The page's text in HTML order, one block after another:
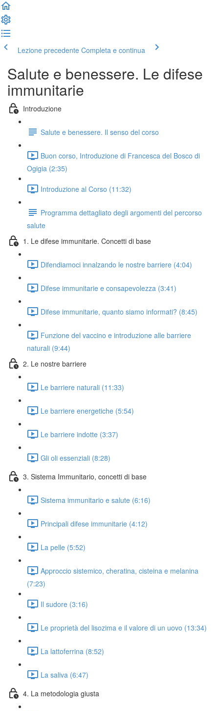
Lezione precedente Completa e continua
Salute e benessere. Le difese
immunitarie
Introduzione
Salute e benessere. Il senso del corso
Buon corso, Introduzione di Francesca del Bosco di
Ogigia (2:35)
Introduzione al Corso (11:32)
Programma dettagliato degli argomenti del percorso
salute
1. Le difese immunitarie. Concetti di base
Difendiamoci innalzando le nostre barriere (4:04)
Difese immunitarie e consapevolezza (3:41)
Difese immunitarie, quanto siamo informati? (8:45)
Funzione del vaccino e introduzione alle barriere
naturali (9:44)
2. Le nostre barriere
Le barriere naturali (11:33)
Le barriere energetiche (5:54)
Le barriere indotte (3:37)
Gli oli essenziali (8:28)
3. Sistema Immunitario, concetti di base
Sistema immunitario e salute (6:16)
Principali difese immunitarie (4:12)
La pelle (5:52)
Approccio sistemico, cheratina, cisteina e melanina
(7:23)
Il sudore (3:16)
Le proprietà del lisozima e il valore di un uovo (13:34)
La lattoferrina (8:52)
La saliva (6:47)
4. La metodologia giusta